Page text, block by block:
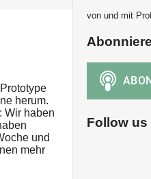
herum.
Wir haben
und
mehr
von und mit
Follow us